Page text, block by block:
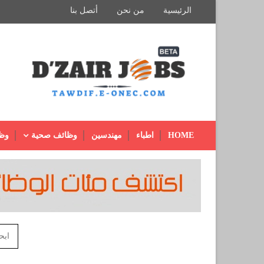
الرئيسية من نحن أتصل بنا
HOME اطباء مهندسين وظائف صحية